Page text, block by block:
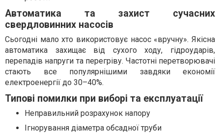
Автоматика та захист сучасних
свердловинних насосів
Сьогодні мало хто використовує насос «вручну». Якісна
автоматика захищає від сухого ходу, гідроударів,
перепадів напруги та перегріву. Частотні перетворювачі
стають все популярнішими завдяки економії
електроенергії до 30–40%.
Типові помилки при виборі та експлуатації
Неправильний розрахунок напору
Ігнорування діаметра обсадної труби